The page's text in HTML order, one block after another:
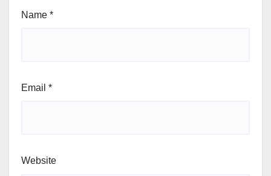
Name *
Email *
Website